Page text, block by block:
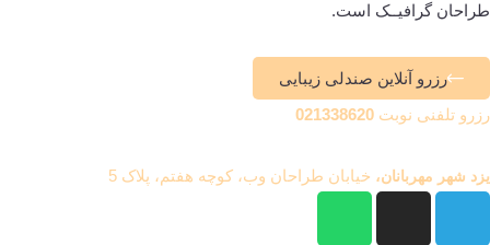
طراحان گرافیــک است.
رزرو آنلاین صندلی زیبایی
رزرو تلفنی نوبت 021338620
یزد شهر مهربانان، خیابان طراحان وب، کوچه هفتم، پلاک 5